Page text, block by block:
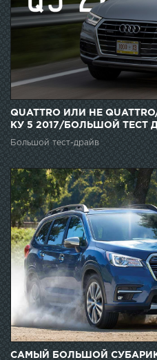
QUATTRO ИЛИ НЕ
КУ 5 2017/БОЛЬШОЙ ТЕСТ
Большой тест-драйв
САМЫЙ БОЛЬШОЙ СУБАРИК/